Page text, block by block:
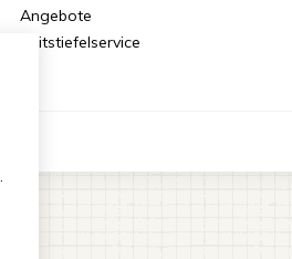
Angebote
Reitstiefelservice